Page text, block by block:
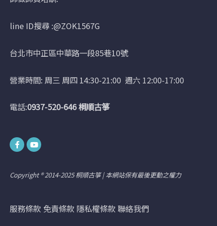
line ID搜尋 :@ZOK1567G
台北市中正區中華路一段85巷10號
營業時間: 周三 周四 14:30-21:00 週六 12:00-17:00
電話:0937-520-646 桐順古箏
FacebookYoutube
Copyright ® 2014-2025 桐順古箏 | 本網站保有最後更動之權力
服務條款 免責條款 隱私權條款 聯絡我們